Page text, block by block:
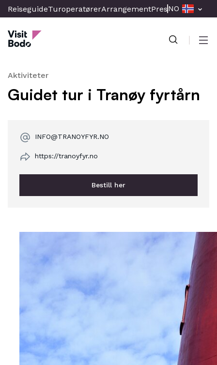
Skip
to
main
content
ReiseguideTuroperatørerArrangementPresse & Media
NO
Visit Bodo
Aktiviteter
Guidet tur i Tranøy fyrtårn
INFO@TRANOYFYR.NO
https://tranoyfyr.no
Bestill her